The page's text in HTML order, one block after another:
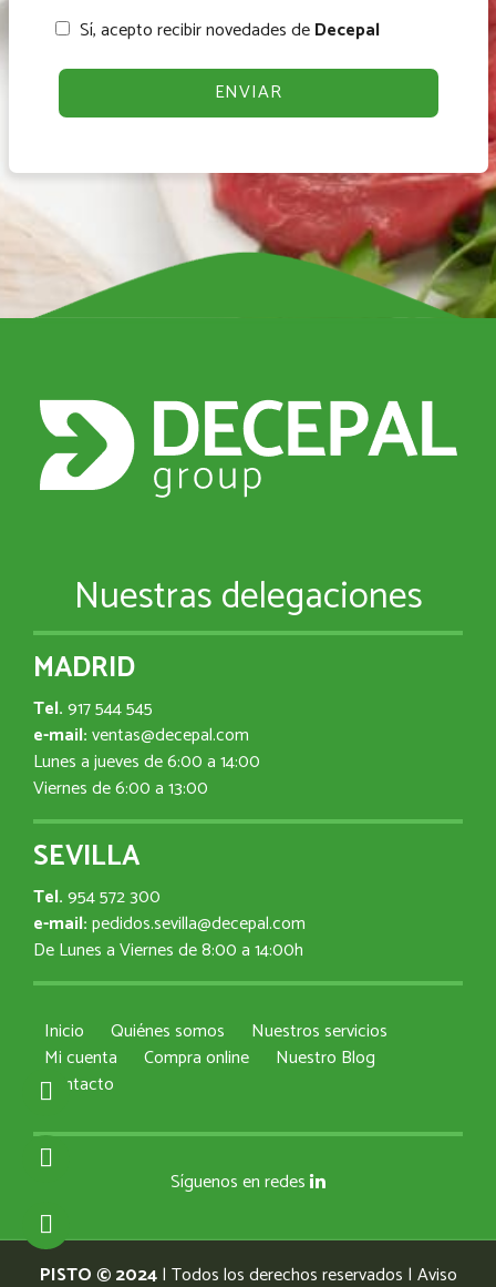
Sí, acepto recibir novedades deDecepal
Nuestras delegaciones
MADRID
Tel.917 544 545
e-mail:ventas@decepal.com
Lunes a jueves de 6:00 a 14:00
Viernes de 6:00 a 13:00
SEVILLA
Tel.954 572 300
e-mail:pedidos.sevilla@decepal.com
De Lunes a Viernes de 8:00 a 14:00h
Inicio Quiénes somos
Nuestros servicios
Mi cuenta
Compra online
Nuestro Blog
Contacto
Síguenos en redes
PISTO © 2024| Todos los derechos reservados | Aviso